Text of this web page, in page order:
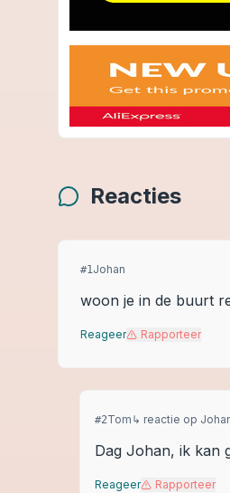
Reacties
#1Johan
woon je in de buurt
Reageer Rapporteer
#2Tom ↳ reactie op
Dag Johan, ik kan
Reageer Rapporteer